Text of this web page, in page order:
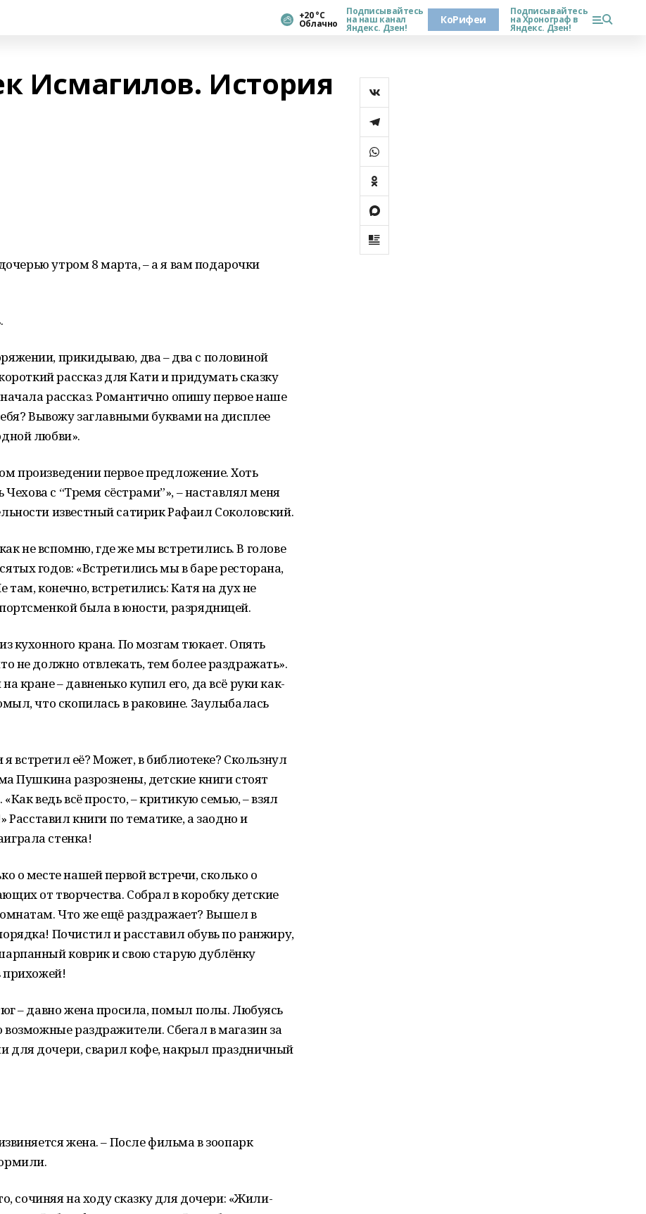
+20 °С
Облачно
Подписывайтесь
на наш канал
Яндекс. Дзен!
КоРифеи
Подписывайтесь
на Хронограф в
Яндекс. Дзен!
Исмагилов. История
утром 8 марта, – а я вам подарочки
прикидываю, два – два с половиной
рассказ для Кати и придумать сказку
рассказ. Романтично опишу первое наше
Вывожу заглавными буквами на дисплее
любви».
произведении первое предложение. Хоть
Чехова с “Тремя сёстрами”», – наставлял меня
известный сатирик Рафаил Соколовский.
не вспомню, где же мы встретились. В голове
годов: «Встретились мы в баре ресторана,
конечно, встретились: Катя на дух не
была в юности, разрядницей.
кухонного крана. По мозгам тюкает. Опять
не должно отвлекать, тем более раздражать».
кране – давненько купил его, да всё руки как-
что скопилась в раковине. Заулыбалась
я встретил её? Может, в библиотеке? Скользнул
Пушкина разрознены, детские книги стоят
ведь всё просто, – критикую семью, – взял
Расставил книги по тематике, а заодно и
стенка!
о месте нашей первой встречи, сколько о
от творчества. Собрал в коробку детские
Что же ещё раздражает? Вышел в
Почистил и расставил обувь по ранжиру,
коврик и свою старую дублёнку
прихожей!
– давно жена просила, помыл полы. Любуясь
раздражители. Сбегал в магазин за
для дочери, сварил кофе, накрыл праздничный
жена. – После фильма в зоопарк
сочиняя на ходу сказку для дочери: «Жили-